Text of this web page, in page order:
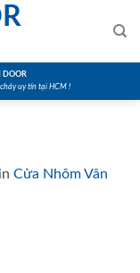
DOOR
uy tín tại HCM !
in Cửa Nhôm Vân